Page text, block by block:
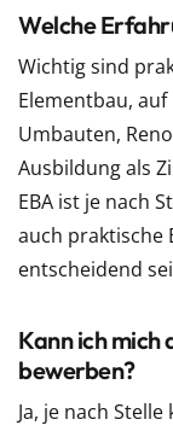
Welche
Wichtig sind
Elementbau,
Umbauten,
Ausbildung als
EBA ist je nach
auch praktische
entscheidend
Kann ich mich
bewerben?
Ja, je nach